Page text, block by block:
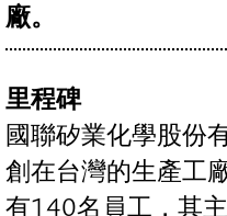
廠。
里程碑
國聯矽業化學股份
創在台灣的生產工
有140名員工，其